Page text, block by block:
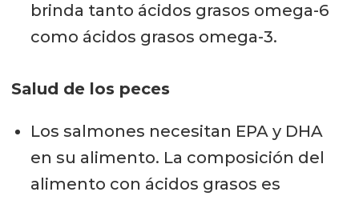
brinda tanto ácidos grasos omega-6
como ácidos grasos omega-3.
Salud de los peces
Los salmones necesitan EPA y DHA
en su alimento. La composición del
alimento con ácidos grasos es